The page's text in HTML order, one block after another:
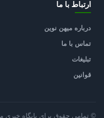
ارتباط با ما
درباره میهن نوین
تماس با ما
تبلیغات
قوانین
© تمامی حقوق برای پایگاه خبری